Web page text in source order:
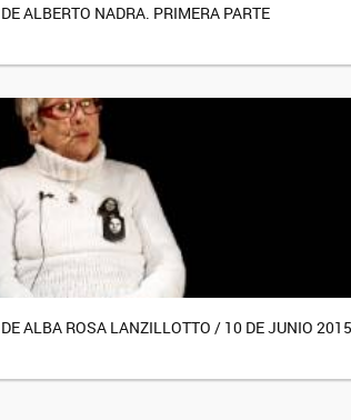
ALBERTO NADRA. PRIMERA PARTE
ALBA ROSA LANZILLOTTO / 10 DE JUNIO 2015